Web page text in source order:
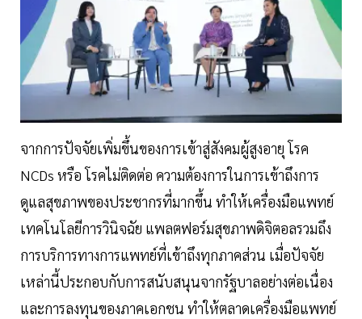
จากการปัจจัยเพิ่มขึ้นของการเข้าสู่สังคมผู้สูงอายุ โรค
NCDs หรือ โรคไม่ติดต่อ ความต้องการในการเข้าถึงการ
ดูแลสุขภาพของประชากรที่มากขึ้น ทำให้เครื่องมือแพทย์
เทคโนโลยีการวินิจฉัย แพลตฟอร์มสุขภาพดิจิตอลรวมถึง
การบริการทางการแพทย์ที่เข้าถึงทุกภาคส่วน เมื่อปัจจัย
เหล่านี้ประกอบกับการสนับสนุนจากรัฐบาลอย่างต่อเนื่อง
และการลงทุนของภาคเอกชน ทำให้ตลาดเครื่องมือแพทย์